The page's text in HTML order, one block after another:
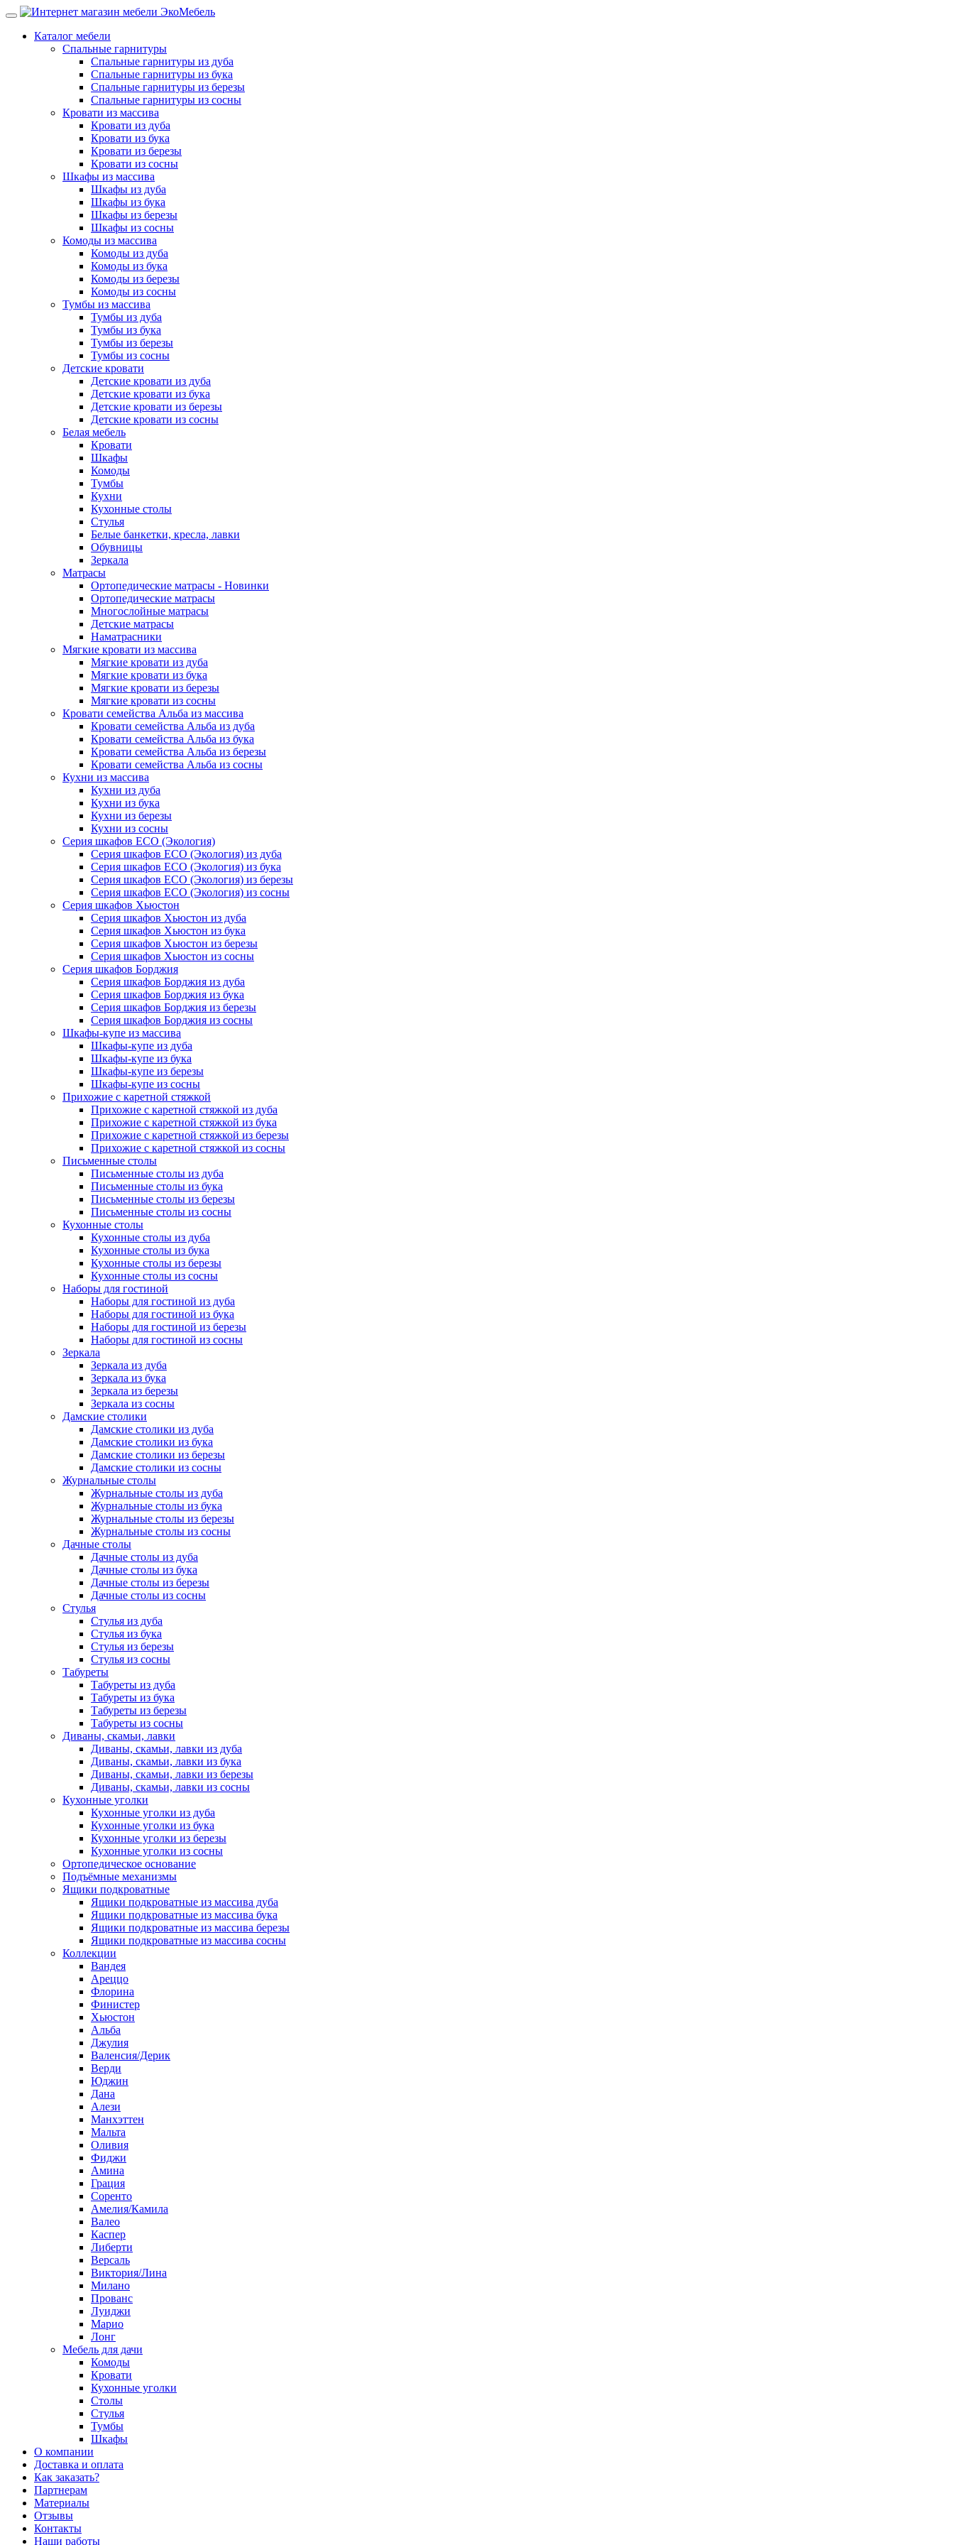
Каталог мебели
Спальные гарнитуры
Спальные гарнитуры из дуба
Спальные гарнитуры из бука
Спальные гарнитуры из березы
Спальные гарнитуры из сосны
Кровати из массива
Кровати из дуба
Кровати из бука
Кровати из березы
Кровати из сосны
Шкафы из массива
Шкафы из дуба
Шкафы из бука
Шкафы из березы
Шкафы из сосны
Комоды из массива
Комоды из дуба
Комоды из бука
Комоды из березы
Комоды из сосны
Тумбы из массива
Тумбы из дуба
Тумбы из бука
Тумбы из березы
Тумбы из сосны
Детские кровати
Детские кровати из дуба
Детские кровати из бука
Детские кровати из березы
Детские кровати из сосны
Белая мебель
Кровати
Шкафы
Комоды
Тумбы
Кухни
Кухонные столы
Стулья
Белые банкетки, кресла, лавки
Обувницы
Зеркала
Матрасы
Ортопедические матрасы - Новинки
Ортопедические матрасы
Многослойные матрасы
Детские матрасы
Наматрасники
Мягкие кровати из массива
Мягкие кровати из дуба
Мягкие кровати из бука
Мягкие кровати из березы
Мягкие кровати из сосны
Кровати семейства Альба из массива
Кровати семейства Альба из дуба
Кровати семейства Альба из бука
Кровати семейства Альба из березы
Кровати семейства Альба из сосны
Кухни из массива
Кухни из дуба
Кухни из бука
Кухни из березы
Кухни из сосны
Серия шкафов ECO (Экология)
Серия шкафов ECO (Экология) из дуба
Серия шкафов ECO (Экология) из бука
Серия шкафов ECO (Экология) из березы
Серия шкафов ECO (Экология) из сосны
Серия шкафов Хьюстон
Серия шкафов Хьюстон из дуба
Серия шкафов Хьюстон из бука
Серия шкафов Хьюстон из березы
Серия шкафов Хьюстон из сосны
Серия шкафов Борджия
Серия шкафов Борджия из дуба
Серия шкафов Борджия из бука
Серия шкафов Борджия из березы
Серия шкафов Борджия из сосны
Шкафы-купе из массива
Шкафы-купе из дуба
Шкафы-купе из бука
Шкафы-купе из березы
Шкафы-купе из сосны
Прихожие с каретной стяжкой
Прихожие с каретной стяжкой из дуба
Прихожие с каретной стяжкой из бука
Прихожие с каретной стяжкой из березы
Прихожие с каретной стяжкой из сосны
Письменные столы
Письменные столы из дуба
Письменные столы из бука
Письменные столы из березы
Письменные столы из сосны
Кухонные столы
Кухонные столы из дуба
Кухонные столы из бука
Кухонные столы из березы
Кухонные столы из сосны
Наборы для гостиной
Наборы для гостиной из дуба
Наборы для гостиной из бука
Наборы для гостиной из березы
Наборы для гостиной из сосны
Зеркала
Зеркала из дуба
Зеркала из бука
Зеркала из березы
Зеркала из сосны
Дамские столики
Дамские столики из дуба
Дамские столики из бука
Дамские столики из березы
Дамские столики из сосны
Журнальные столы
Журнальные столы из дуба
Журнальные столы из бука
Журнальные столы из березы
Журнальные столы из сосны
Дачные столы
Дачные столы из дуба
Дачные столы из бука
Дачные столы из березы
Дачные столы из сосны
Стулья
Стулья из дуба
Стулья из бука
Стулья из березы
Стулья из сосны
Табуреты
Табуреты из дуба
Табуреты из бука
Табуреты из березы
Табуреты из сосны
Диваны, скамьи, лавки
Диваны, скамьи, лавки из дуба
Диваны, скамьи, лавки из бука
Диваны, скамьи, лавки из березы
Диваны, скамьи, лавки из сосны
Кухонные уголки
Кухонные уголки из дуба
Кухонные уголки из бука
Кухонные уголки из березы
Кухонные уголки из сосны
Ортопедическое основание
Подъёмные механизмы
Ящики подкроватные
Ящики подкроватные из массива дуба
Ящики подкроватные из массива бука
Ящики подкроватные из массива березы
Ящики подкроватные из массива сосны
Коллекции
Вандея
Ареццо
Флорина
Финистер
Хьюстон
Альба
Джулия
Валенсия/Дерик
Верди
Юджин
Дана
Алези
Манхэттен
Мальта
Оливия
Фиджи
Амина
Грация
Соренто
Амелия/Камила
Валео
Каспер
Либерти
Версаль
Виктория/Лина
Милано
Прованс
Луиджи
Марио
Лонг
Мебель для дачи
Комоды
Кровати
Кухонные уголки
Столы
Стулья
Тумбы
Шкафы
О компании
Доставка и оплата
Как заказать?
Партнерам
Материалы
Отзывы
Контакты
Наши работы